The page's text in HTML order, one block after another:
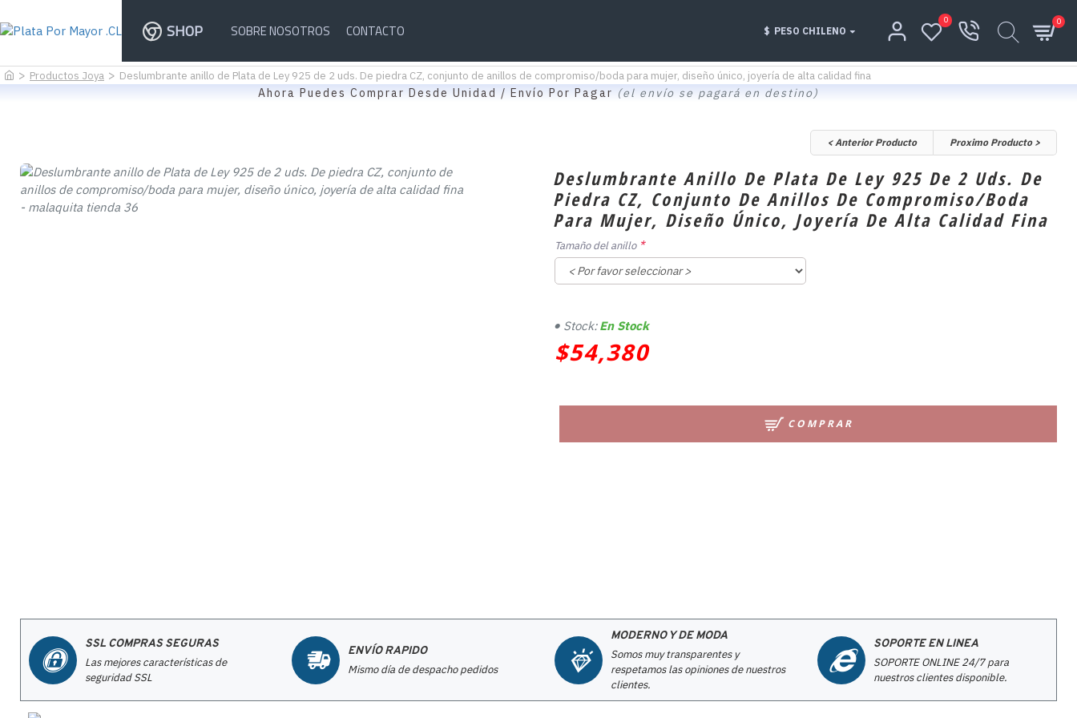
SHOP SOBRE NOSOTROS CONTACTO $ PESO CHILENO
0 0
Productos Joya Deslumbrante anillo de Plata de Ley 925 de 2 uds. De piedra CZ, conjunto de anillos de compromiso/boda para mujer, diseño único, joyería de alta calidad fina
Ahora Puedes Comprar Desde Unidad / Envío Por Pagar (el envío se pagará en destino)
< Anterior Producto Proximo Producto >
Deslumbrante Anillo De Plata De Ley 925 De 2 Uds. De
Piedra CZ, Conjunto De Anillos De Compromiso/boda
Para Mujer, Diseño Único, Joyería De Alta Calidad Fina
$54,380
Stock: En Stock
Tamaño del anillo
COMPRAR
SSL COMPRAS SEGURAS
Las mejores características de
seguridad SSL
ENVÍO RAPIDO
Mismo día de despacho pedidos
MODERNO Y DE MODA
Somos muy transparentes y
respetamos las opiniones de nuestros
clientes.
SOPORTE EN LINEA
SOPORTE ONLINE 24/7 para
nuestros clientes disponible.